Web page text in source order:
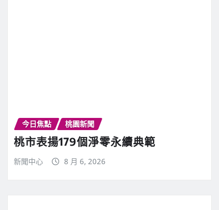
今日焦點 桃園新聞
桃市表揚179個淨零永續典範
新聞中心 8 月 6, 2026